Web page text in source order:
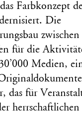
Farbkonzept
Die
für die
Medien,
das für